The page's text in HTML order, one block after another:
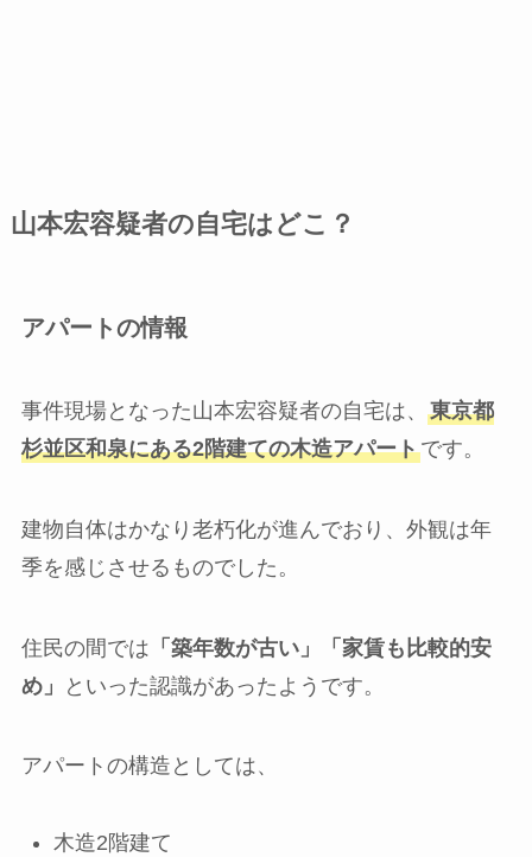
山本宏容疑者の自宅はどこ？
アパートの情報
事件現場となった山本宏容疑者の自宅は、 東京都
杉並区和泉にある2階建ての木造アパートです。
建物自体はかなり老朽化が進んでおり、外観は年
季を感じさせるものでした。
住民の間では 「築年数が古い」「家賃も比較的安
め」
といった認識があったようです。
アパートの構造としては、
木造2階建て